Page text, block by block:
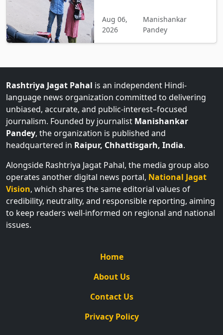
Aug 06,
2026
Manishankar
Pandey
Rashtriya Jagat Pahal is an independent Hindi-
language news organization committed to delivering
unbiased, accurate, and public-interest–focused
journalism. Founded by journalist Manishankar
Pandey, the organization is published and
headquartered in Raipur, Chhattisgarh, India.
Alongside Rashtriya Jagat Pahal, the media group also
operates another digital news portal, National Jagat
Vision, which shares the same editorial values of
credibility, neutrality, and responsible reporting, aiming
to keep readers well-informed on regional and national
issues.
Home
About Us
Contact Us
Privacy Policy